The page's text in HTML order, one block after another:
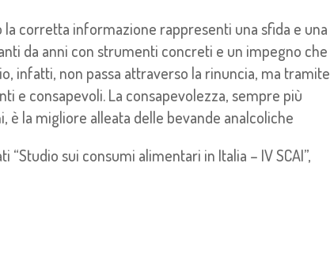
corretta informazione rappresenti una sfida e una
da anni con strumenti concreti e un impegno che
infatti, non passa attraverso la rinuncia, ma tramite
e consapevoli. La consapevolezza, sempre più
è la migliore alleata delle bevande analcoliche
“Studio sui consumi alimentari in Italia – IV SCAI”,